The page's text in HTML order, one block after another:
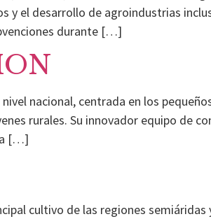
el desarrollo de agroindustrias
durante […]
nacional, centrada en los
rurales. Su innovador equipo de
[…]
cultivo de las regiones